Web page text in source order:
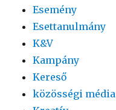
Esemény
Esettanulmány
K&V
Kampány
Kereső
közösségi média